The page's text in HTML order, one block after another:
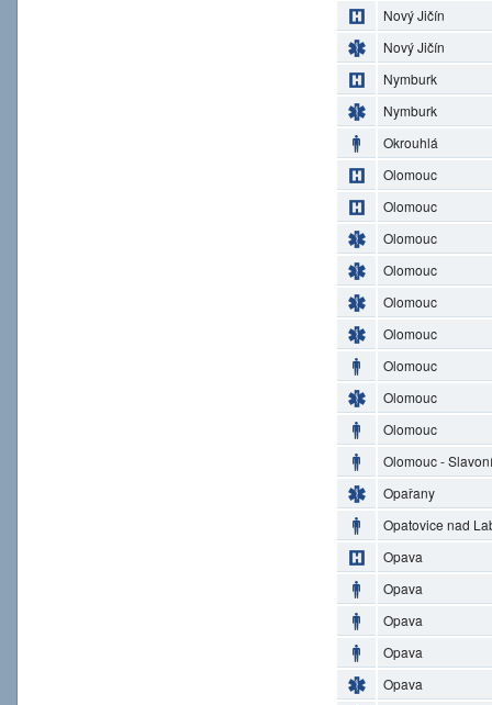
Nový Jičín
Nový Jičín
Nymburk
Nymburk
Okrouhlá
Olomouc
Olomouc
Olomouc
Olomouc
Olomouc
Olomouc
Olomouc
Olomouc
Olomouc
Olomouc -
Opařany
Opatovice nad
Opava
Opava
Opava
Opava
Opava